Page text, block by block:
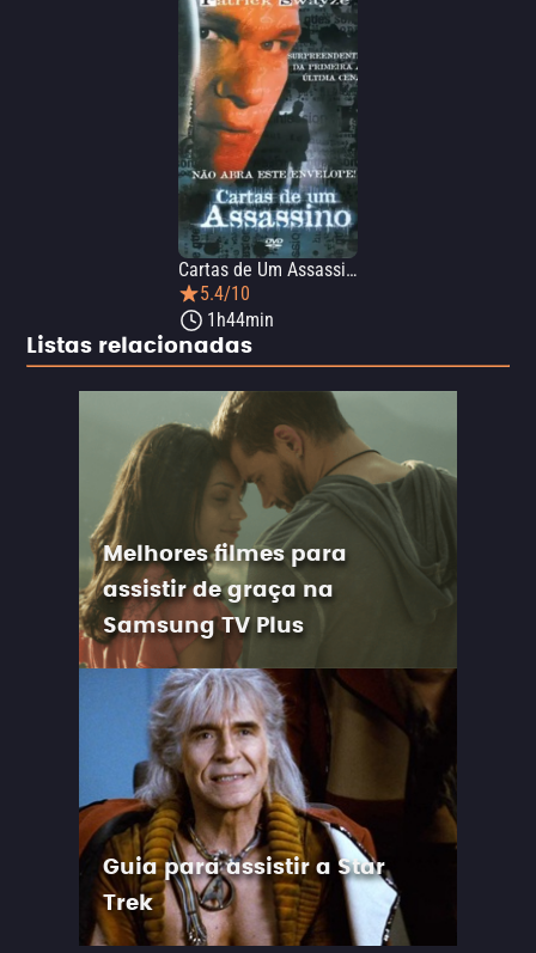
Cartas de Um Assassino
5.4/10
1h44min
Listas relacionadas
Melhores filmes para
assistir de graça na
Samsung TV Plus
Guia para assistir a Star
Trek